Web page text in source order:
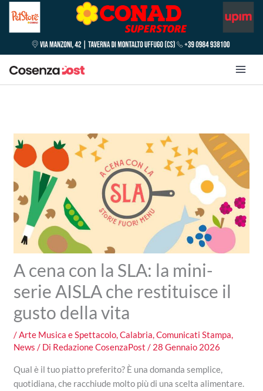
A cena con la SLA: la mini-
serie AISLA che restituisce il
gusto della vita
/Arte Musica e Spettacolo,Calabria,Comunicati Stampa,
News / Di Redazione CosenzaPost/ 28 Gennaio 2026
Qual è il tuo piatto preferito? È una domanda semplice,
quotidiana, che racchiude molto più di una scelta alimentare.